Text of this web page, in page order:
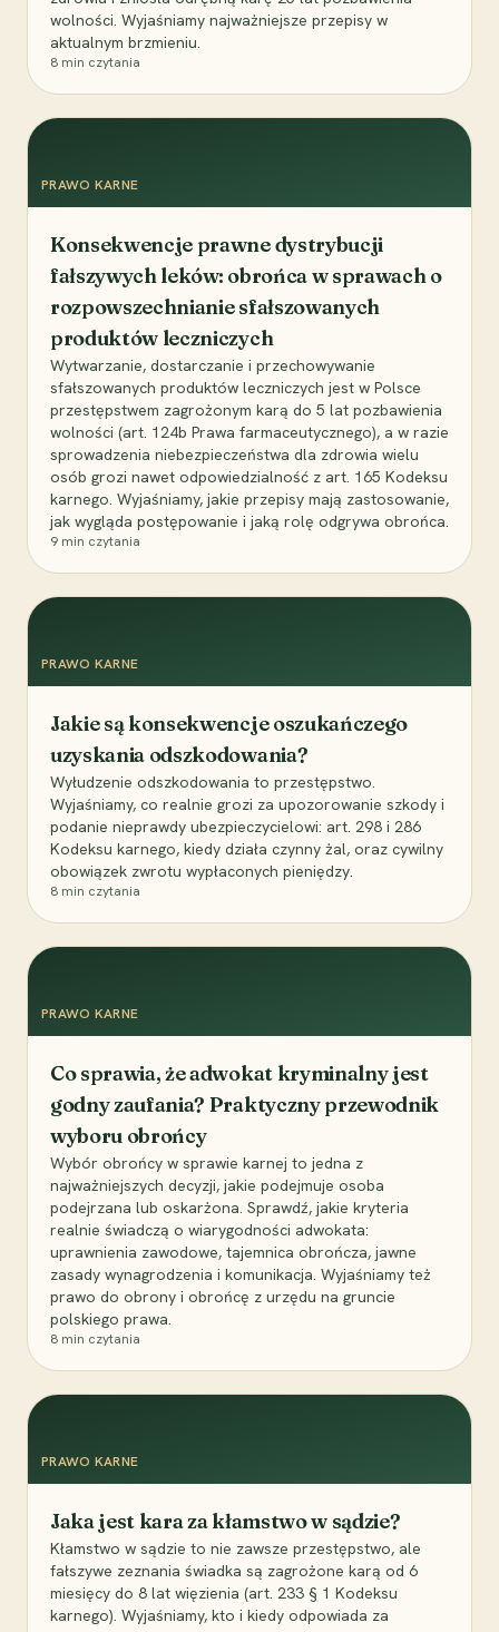
wolności. Wyjaśniamy najważniejsze przepisy w
aktualnym brzmieniu.
8 min czytania
PRAWO KARNE
Konsekwencje prawne dystrybucji
fałszywych leków: obrońca w sprawach o
rozpowszechnianie sfałszowanych
produktów leczniczych
Wytwarzanie, dostarczanie i przechowywanie
sfałszowanych produktów leczniczych jest w Polsce
przestępstwem zagrożonym karą do 5 lat pozbawienia
wolności (art. 124b Prawa farmaceutycznego), a w razie
sprowadzenia niebezpieczeństwa dla zdrowia wielu
osób grozi nawet odpowiedzialność z art. 165 Kodeksu
karnego. Wyjaśniamy, jakie przepisy mają zastosowanie,
jak wygląda postępowanie i jaką rolę odgrywa obrońca.
9 min czytania
PRAWO KARNE
Jakie są konsekwencje oszukańczego
uzyskania odszkodowania?
Wyłudzenie odszkodowania to przestępstwo.
Wyjaśniamy, co realnie grozi za upozorowanie szkody i
podanie nieprawdy ubezpieczycielowi: art. 298 i 286
Kodeksu karnego, kiedy działa czynny żal, oraz cywilny
obowiązek zwrotu wypłaconych pieniędzy.
8 min czytania
PRAWO KARNE
Co sprawia, że adwokat kryminalny jest
godny zaufania? Praktyczny przewodnik
wyboru obrońcy
Wybór obrońcy w sprawie karnej to jedna z
najważniejszych decyzji, jakie podejmuje osoba
podejrzana lub oskarżona. Sprawdź, jakie kryteria
realnie świadczą o wiarygodności adwokata:
uprawnienia zawodowe, tajemnica obrończa, jawne
zasady wynagrodzenia i komunikacja. Wyjaśniamy też
prawo do obrony i obrońcę z urzędu na gruncie
polskiego prawa.
8 min czytania
PRAWO KARNE
Jaka jest kara za kłamstwo w sądzie?
Kłamstwo w sądzie to nie zawsze przestępstwo, ale
fałszywe zeznania świadka są zagrożone karą od 6
miesięcy do 8 lat więzienia (art. 233 § 1 Kodeksu
karnego). Wyjaśniamy, kto i kiedy odpowiada za